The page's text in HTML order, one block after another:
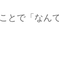
とで「なん